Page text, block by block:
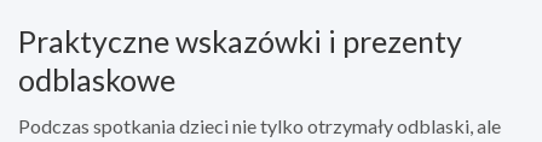
Praktyczne wskazówki i prezenty
odblaskowe
Podczas spotkania dzieci nie tylko otrzymały odblaski, ale